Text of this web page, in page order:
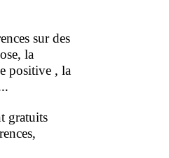
sur des
la
positive , la
gratuits